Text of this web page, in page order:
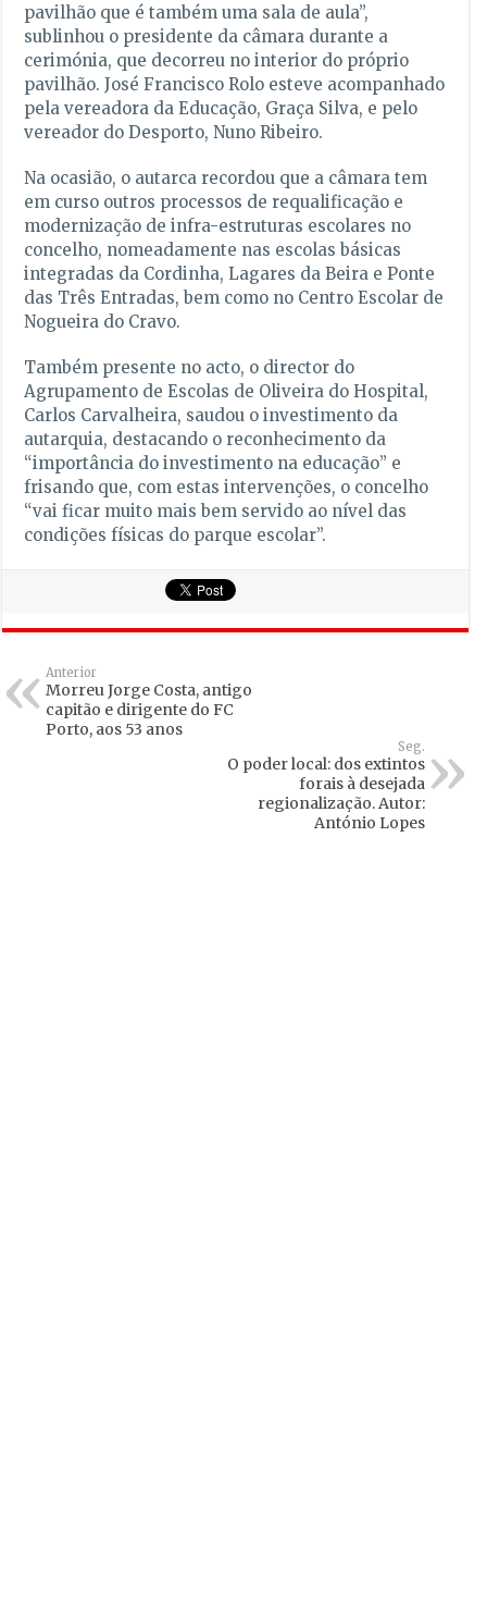
pavilhão que é também uma sala de aula”,
sublinhou o presidente da câmara durante a
cerimónia, que decorreu no interior do próprio
pavilhão. José Francisco Rolo esteve acompanhado
pela vereadora da Educação, Graça Silva, e pelo
vereador do Desporto, Nuno Ribeiro.
Na ocasião, o autarca recordou que a câmara tem
em curso outros processos de requalificação e
modernização de infra-estruturas escolares no
concelho, nomeadamente nas escolas básicas
integradas da Cordinha, Lagares da Beira e Ponte
das Três Entradas, bem como no Centro Escolar de
Nogueira do Cravo.
Também presente no acto, o director do
Agrupamento de Escolas de Oliveira do Hospital,
Carlos Carvalheira, saudou o investimento da
autarquia, destacando o reconhecimento da
“importância do investimento na educação” e
frisando que, com estas intervenções, o concelho
“vai ficar muito mais bem servido ao nível das
condições físicas do parque escolar”.
Anterior
Morreu Jorge Costa, antigo
capitão e dirigente do FC
Porto, aos 53 anos
Seg.
O poder local: dos extintos
forais à desejada
regionalização. Autor:
António Lopes